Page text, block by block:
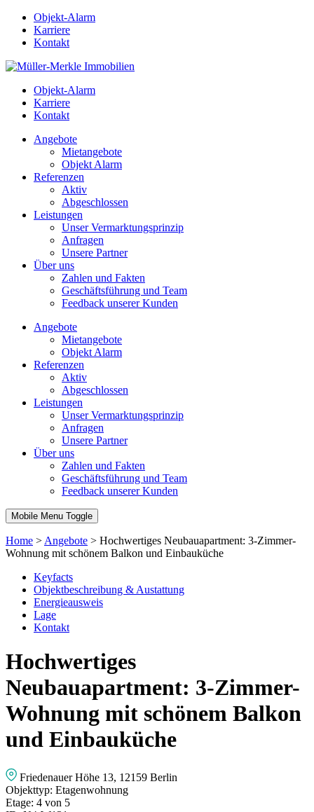
Objekt-Alarm
Karriere
Kontakt
Objekt-Alarm
Karriere
Kontakt
Angebote
Mietangebote
Objekt Alarm
Referenzen
Aktiv
Abgeschlossen
Leistungen
Unser Vermarktungsprinzip
Anfragen
Unsere Partner
Über uns
Zahlen und Fakten
Geschäftsführung und Team
Feedback unserer Kunden
Angebote
Mietangebote
Objekt Alarm
Referenzen
Aktiv
Abgeschlossen
Leistungen
Unser Vermarktungsprinzip
Anfragen
Unsere Partner
Über uns
Zahlen und Fakten
Geschäftsführung und Team
Feedback unserer Kunden
Mobile Menu Toggle
Home > Angebote > Hochwertiges Neubauapartment: 3-Zimmer-
Wohnung mit schönem Balkon und Einbauküche
Keyfacts
Objektbeschreibung & Austattung
Energieausweis
Lage
Kontakt
Hochwertiges
Neubauapartment: 3-Zimmer-
Wohnung mit schönem Balkon
und Einbauküche
Friedenauer Höhe 13, 12159 Berlin
Objekttyp: Etagenwohnung
Etage: 4 von 5